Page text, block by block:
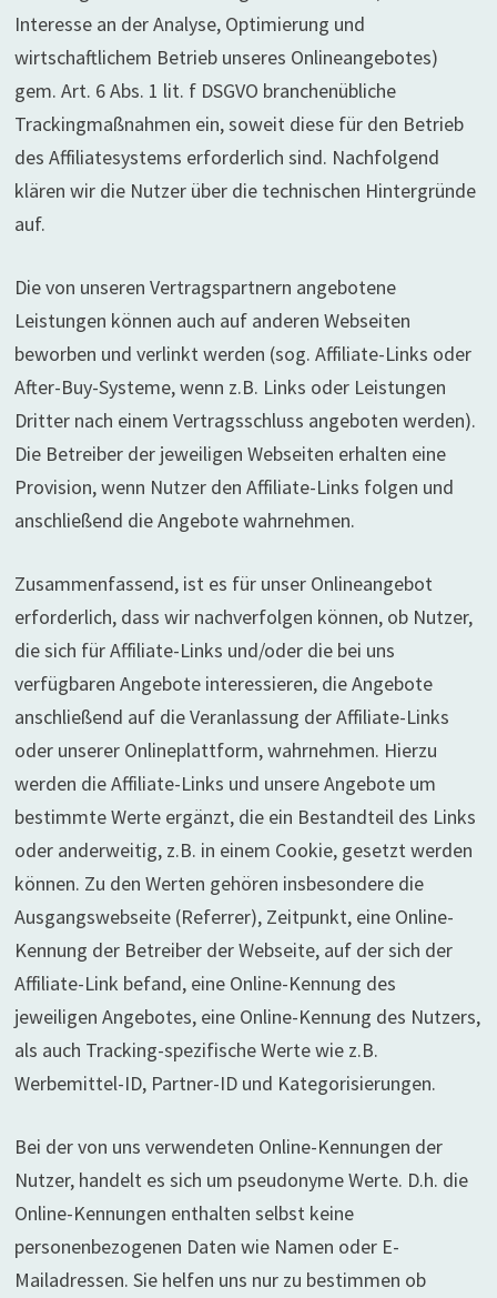
Interesse an der Analyse, Optimierung und
wirtschaftlichem Betrieb unseres Onlineangebotes)
gem. Art. 6 Abs. 1 lit. f DSGVO branchenübliche
Trackingmaßnahmen ein, soweit diese für den Betrieb
des Affiliatesystems erforderlich sind. Nachfolgend
klären wir die Nutzer über die technischen Hintergründe
auf.
Die von unseren Vertragspartnern angebotene
Leistungen können auch auf anderen Webseiten
beworben und verlinkt werden (sog. Affiliate-Links oder
After-Buy-Systeme, wenn z.B. Links oder Leistungen
Dritter nach einem Vertragsschluss angeboten werden).
Die Betreiber der jeweiligen Webseiten erhalten eine
Provision, wenn Nutzer den Affiliate-Links folgen und
anschließend die Angebote wahrnehmen.
Zusammenfassend, ist es für unser Onlineangebot
erforderlich, dass wir nachverfolgen können, ob Nutzer,
die sich für Affiliate-Links und/oder die bei uns
verfügbaren Angebote interessieren, die Angebote
anschließend auf die Veranlassung der Affiliate-Links
oder unserer Onlineplattform, wahrnehmen. Hierzu
werden die Affiliate-Links und unsere Angebote um
bestimmte Werte ergänzt, die ein Bestandteil des Links
oder anderweitig, z.B. in einem Cookie, gesetzt werden
können. Zu den Werten gehören insbesondere die
Ausgangswebseite (Referrer), Zeitpunkt, eine Online-
Kennung der Betreiber der Webseite, auf der sich der
Affiliate-Link befand, eine Online-Kennung des
jeweiligen Angebotes, eine Online-Kennung des Nutzers,
als auch Tracking-spezifische Werte wie z.B.
Werbemittel-ID, Partner-ID und Kategorisierungen.
Bei der von uns verwendeten Online-Kennungen der
Nutzer, handelt es sich um pseudonyme Werte. D.h. die
Online-Kennungen enthalten selbst keine
personenbezogenen Daten wie Namen oder E-
Mailadressen. Sie helfen uns nur zu bestimmen ob